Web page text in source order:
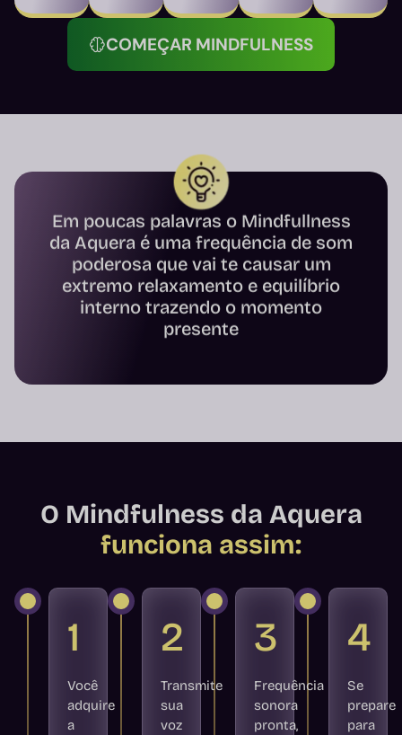
COMEÇAR MINDFULNESS
Em poucas palavras o Mindfullness
da Aquera é uma frequência de som
poderosa que vai te causar um
extremo relaxamento e equilíbrio
interno trazendo o momento
presente
O Mindfulness da Aquera
funciona assim:
1
Você
adquire
a
2
Transmite
sua
voz
3
Frequência
sonora
pronta,
4
Se
prepare
para